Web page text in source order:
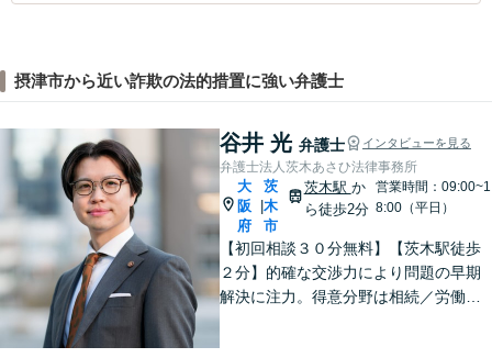
摂津市から近い詐欺の法的措置に強い弁護士
谷井 光 弁護士 インタビューを見る
弁護士法人茨木あさひ法律事務所
大
阪
府
茨
木
市
茨木駅 か
ら徒歩2分
営業時間：09:00~1
8:00（平日）
【初回相談３０分無料】【茨木駅徒歩
２分】的確な交渉力により問題の早期
解決に注力。得意分野は相続／労働／